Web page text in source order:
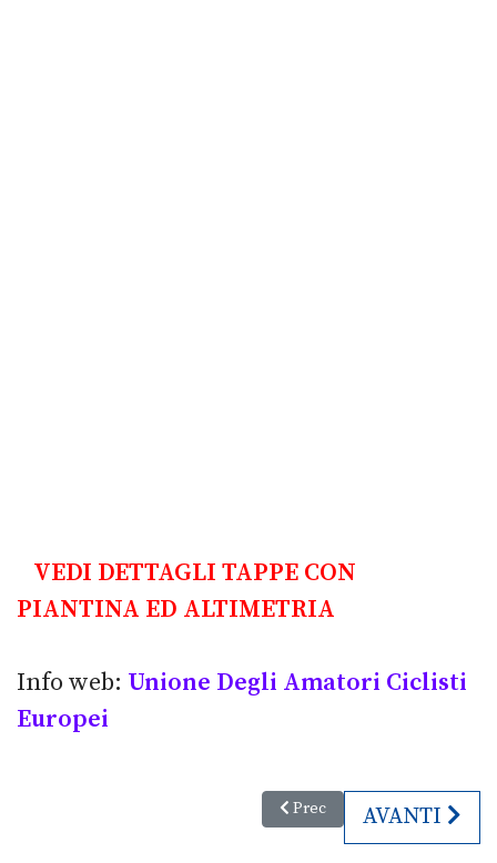
VEDI DETTAGLI TAPPE CON
PIANTINA ED ALTIMETRIA
Info web: Unione Degli Amatori Ciclisti
Europei
Articolo precedente: Coppa
Prec ARTICOLO
AVANTI